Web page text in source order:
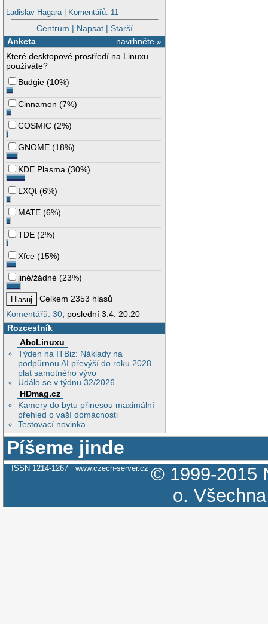
Ladislav Hagara| Komentářů: 11
Centrum | Napsat| Starší
navrhněte »
Anketa
Které desktopové prostředí na Linuxu
používáte?
Budgie (10%)
Cinnamon (7%)
COSMIC (2%)
GNOME (18%)
KDE Plasma (30%)
LXQt (6%)
MATE (6%)
TDE (2%)
Xfce (15%)
jiné/žádné (23%)
Celkem 2353 hlasů
Komentářů: 30 , poslední 3.4. 20:20
Rozcestník
AbcLinuxu
Týden na ITBiz: Náklady na
podpůrnou AI převýší do roku 2028
plat samotného vývo
Událo se v týdnu 32/2026
HDmag.cz
Kamery do bytu přinesou maximální
přehled o vaší domácnosti
Testovací novinka
Píšeme jinde
ISSN 1214-1267 www.czech-server.cz © 1999-2015
o.